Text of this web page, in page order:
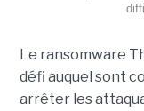
Le ransomware
défi auquel sont
arrêter les